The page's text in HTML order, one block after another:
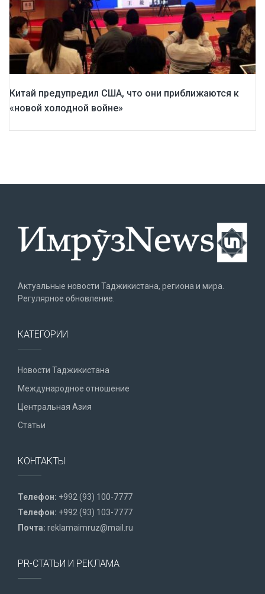
Китай предупредил США, что они приближаются к
«новой холодной войне»
Актуальные новости Таджикистана, региона и мира.
Регулярное обновление.
КАТЕГОРИИ
Новости Таджикистана
Международное отношение
Центральная Азия
Статьи
КОНТАКТЫ
Телефон: +992 (93) 100-7777
Телефон: +992 (93) 103-7777
Почта: reklamaimruz@mail.ru
PR-СТАТЬИ И РЕКЛАМА